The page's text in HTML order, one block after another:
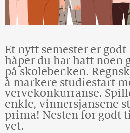
Et nytt semester er godt
håper du har hatt noen
på skolebenken.
å markere studiestart
vervekonkurranse.
enkle, vinnersjansene
prima! Nesten for godt
vet.